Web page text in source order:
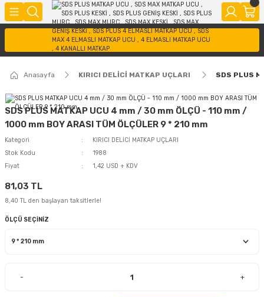
Anasayfa KIRICI DELİCİ MATKAP UÇLARI SDS PLUS
SDS PLUS MATKAP UCU 4 mm / 30 mm ÖLÇÜ - 110 mm /
1000 mm BOY ARASI TÜM ÖLÇÜLER 9 * 210 mm
Kategori
KIRICI DELİCİ MATKAP UÇLARI
Stok Kodu
1988
Fiyat
1,42 USD + KDV
81,03 TL
8,40 TL den başlayan taksitlerle!
ÖLÇÜ SEÇİNİZ
- +